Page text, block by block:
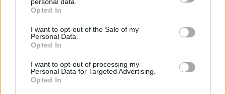
Opted In
I want to opt-out of the Sale of my
Personal Data.
Opted In
I want to opt-out of processing my
Personal Data for Targeted Advertising.
Opted In